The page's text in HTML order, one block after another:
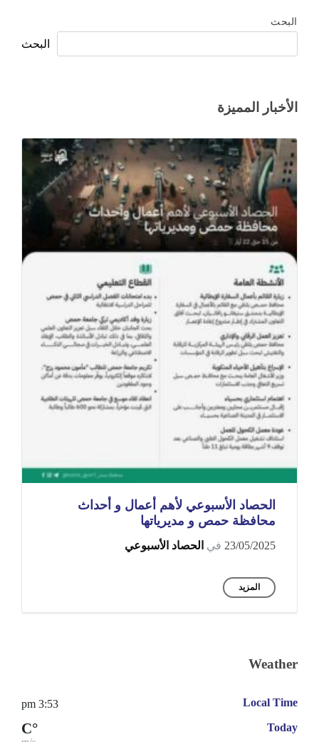
البحث
البحث
الأخبار المميزة
الحصاد الأسبوعي لأهم أعمال و أحداث
محافظة حمص و مديرياتها
23/05/2025 في الحصاد الأسبوعي
المزيد
Weather
Local Time
3:53 pm
Today
°C